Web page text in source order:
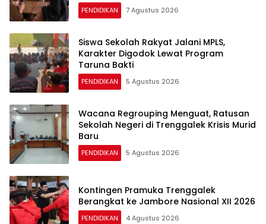
PENDIDIKAN 7 Agustus 2026
Siswa Sekolah Rakyat Jalani MPLS,
Karakter Digodok Lewat Program
Taruna Bakti
PENDIDIKAN 5 Agustus 2026
Wacana Regrouping Menguat, Ratusan
Sekolah Negeri di Trenggalek Krisis Murid
Baru
PENDIDIKAN 5 Agustus 2026
Kontingen Pramuka Trenggalek
Berangkat ke Jambore Nasional XII 2026
PENDIDIKAN 4 Agustus 2026